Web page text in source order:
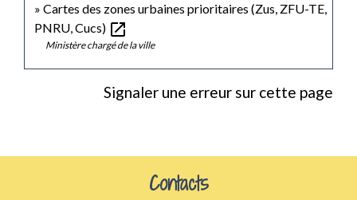
Cartes des zones urbaines prioritaires (Zus, ZFU-TE,
PNRU, Cucs) open_in_new
Ministère chargé de la ville
Signaler une erreur sur cette page
Contacts